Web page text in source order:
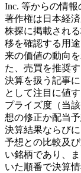
Inc. 等からの情
著作権は日本経
株探に掲載され
移を確認する用
来の価値の動向
た、売買を推奨
決算を扱う記事
として注目に値
プライズ度（当
想の修正か配当
決算結果ならび
予想との比較及
い銘柄であり、
いた順番で決算